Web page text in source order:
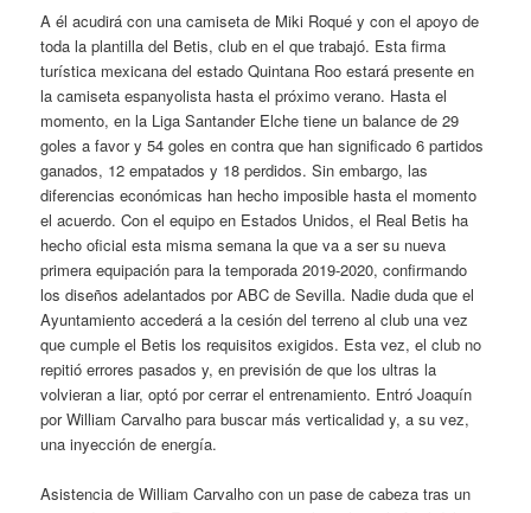
A él acudirá con una camiseta de Miki Roqué y con el apoyo de
toda la plantilla del Betis, club en el que trabajó. Esta firma
turística mexicana del estado Quintana Roo estará presente en
la camiseta espanyolista hasta el próximo verano. Hasta el
momento, en la Liga Santander Elche tiene un balance de 29
goles a favor y 54 goles en contra que han significado 6 partidos
ganados, 12 empatados y 18 perdidos. Sin embargo, las
diferencias económicas han hecho imposible hasta el momento
el acuerdo. Con el equipo en Estados Unidos, el Real Betis ha
hecho oficial esta misma semana la que va a ser su nueva
primera equipación para la temporada 2019-2020, confirmando
los diseños adelantados por ABC de Sevilla. Nadie duda que el
Ayuntamiento accederá a la cesión del terreno al club una vez
que cumple el Betis los requisitos exigidos. Esta vez, el club no
repitió errores pasados y, en previsión de que los ultras la
volvieran a liar, optó por cerrar el entrenamiento. Entró Joaquín
por William Carvalho para buscar más verticalidad y, a su vez,
una inyección de energía.
Asistencia de William Carvalho con un pase de cabeza tras un